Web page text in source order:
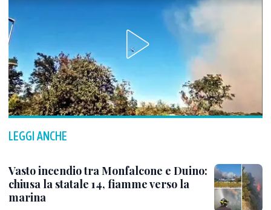
LEGGI ANCHE
Vasto incendio tra Monfalcone e Duino:
chiusa la statale 14, fiamme verso la
marina